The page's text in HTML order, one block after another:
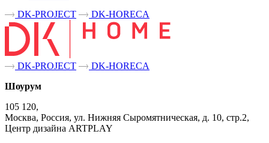
DK-PROJECT
DK-HORECA
DK-PROJECT
DK-HORECA
Шоурум
105 120,
Москва, Россия, ул. Нижняя Сыромятническая, д. 10, стр.2,
Центр дизайна ARTPLAY